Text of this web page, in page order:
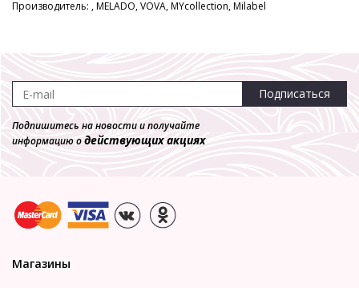
Производитель: , MELADO, VOVA, MYcollection, Milabel
Подписаться
Подпишитесь на новости и получайте
информацию одействующих акциях
Магазины